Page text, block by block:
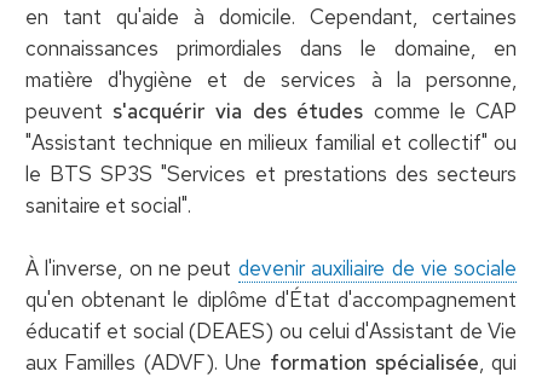
en tant qu'aide à domicile. Cependant, certaines
connaissances primordiales dans le domaine, en
matière d'hygiène et de services à la personne,
peuvent s'acquérir via des études comme le CAP
"Assistant technique en milieux familial et collectif" ou
le BTS SP3S "Services et prestations des secteurs
sanitaire et social".
À l'inverse, on ne peut devenir auxiliaire de vie sociale
qu'en obtenant le diplôme d'État d'accompagnement
éducatif et social (DEAES) ou celui d'Assistant de Vie
aux Familles (ADVF). Une formation spécialisée, qui